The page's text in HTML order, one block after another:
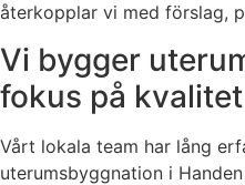
återkopplar vi med förslag,
Vi bygger
fokus på
Vårt lokala team har lång
uterumsbyggnation i